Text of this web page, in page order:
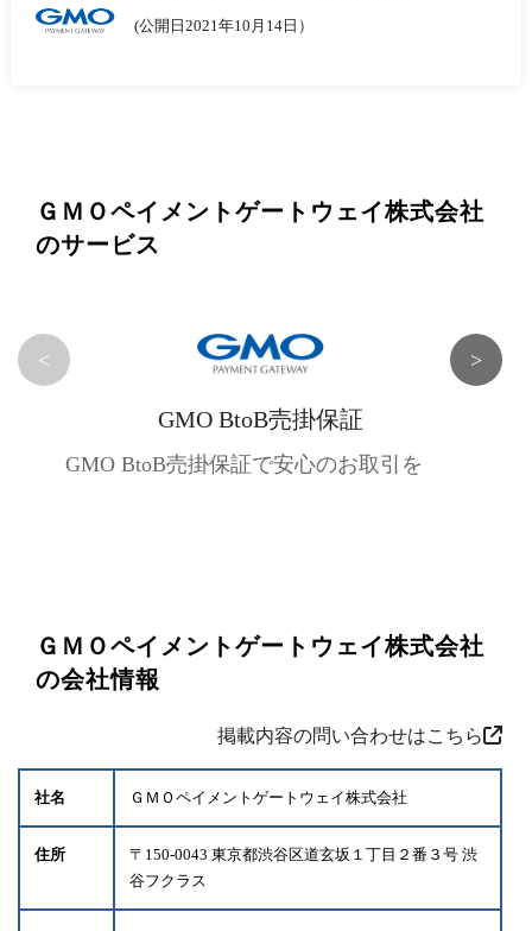
(公開日2021年10月14日）
ＧＭＯペイメントゲートウェイ株式会社
のサービス
GMO BtoB売掛保証
GMO BtoB売掛保証で安心のお取引を
< >
ＧＭＯペイメントゲートウェイ株式会社
の会社情報
掲載内容の問い合わせはこちら
社名 ＧＭＯペイメントゲートウェイ株式会社
住所
〒150-0043 東京都渋谷区道玄坂１丁目２番３号 渋
谷フクラス